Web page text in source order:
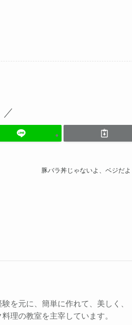
豚バラ丼じゃないよ、ベジだよ
を元に、簡単に作れて、美しく、
理の教室を主宰しています。